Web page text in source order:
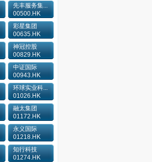
先丰服务集...
00500.HK
彩星集团
00635.HK
神冠控股
00829.HK
中证国际
00943.HK
环球实业科...
01026.HK
融太集团
01172.HK
永义国际
01218.HK
知行科技
01274.HK